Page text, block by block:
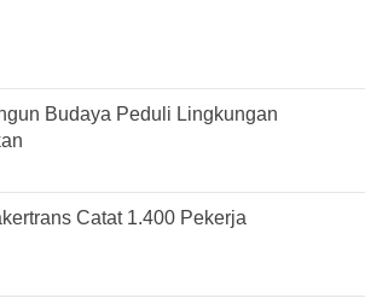
Budaya Peduli Lingkungan
Catat 1.400 Pekerja